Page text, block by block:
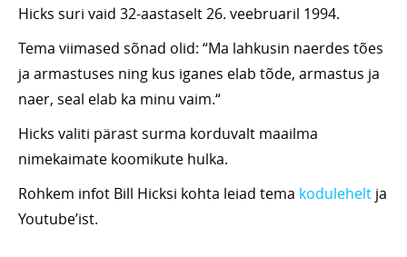
Hicks suri vaid 32-aastaselt 26. veebruaril 1994.
Tema viimased sõnad olid: “Ma lahkusin naerdes tões
ja armastuses ning kus iganes elab tõde, armastus ja
naer, seal elab ka minu vaim.“
Hicks valiti pärast surma korduvalt maailma
nimekaimate koomikute hulka.
Rohkem infot Bill Hicksi kohta leiad tema kodulehelt ja
Youtube’ist.